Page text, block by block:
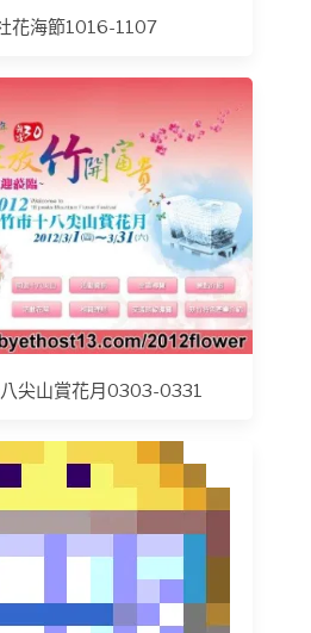
花海節1016-1107
尖山賞花月0303-0331